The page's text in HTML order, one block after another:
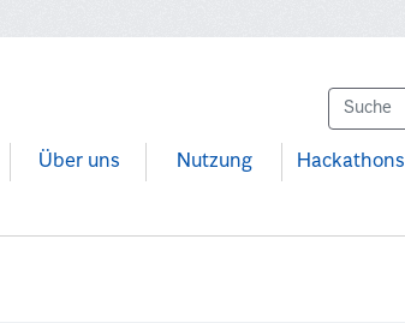
Über uns Nutzung Hackathons